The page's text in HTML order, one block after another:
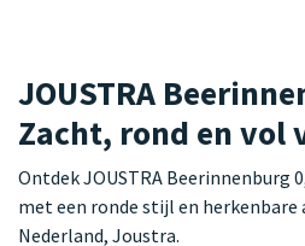
JOUSTRA
Zacht, rond en vol
Ontdek JOUSTRA Beerinnenburg
met een ronde stijl en herkenbare
Nederland, Joustra.